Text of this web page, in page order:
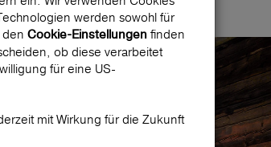
werden sowohl für
den Cookie-Einstellungen finden
ob diese verarbeitet
für eine US-
mit Wirkung für die Zukunft